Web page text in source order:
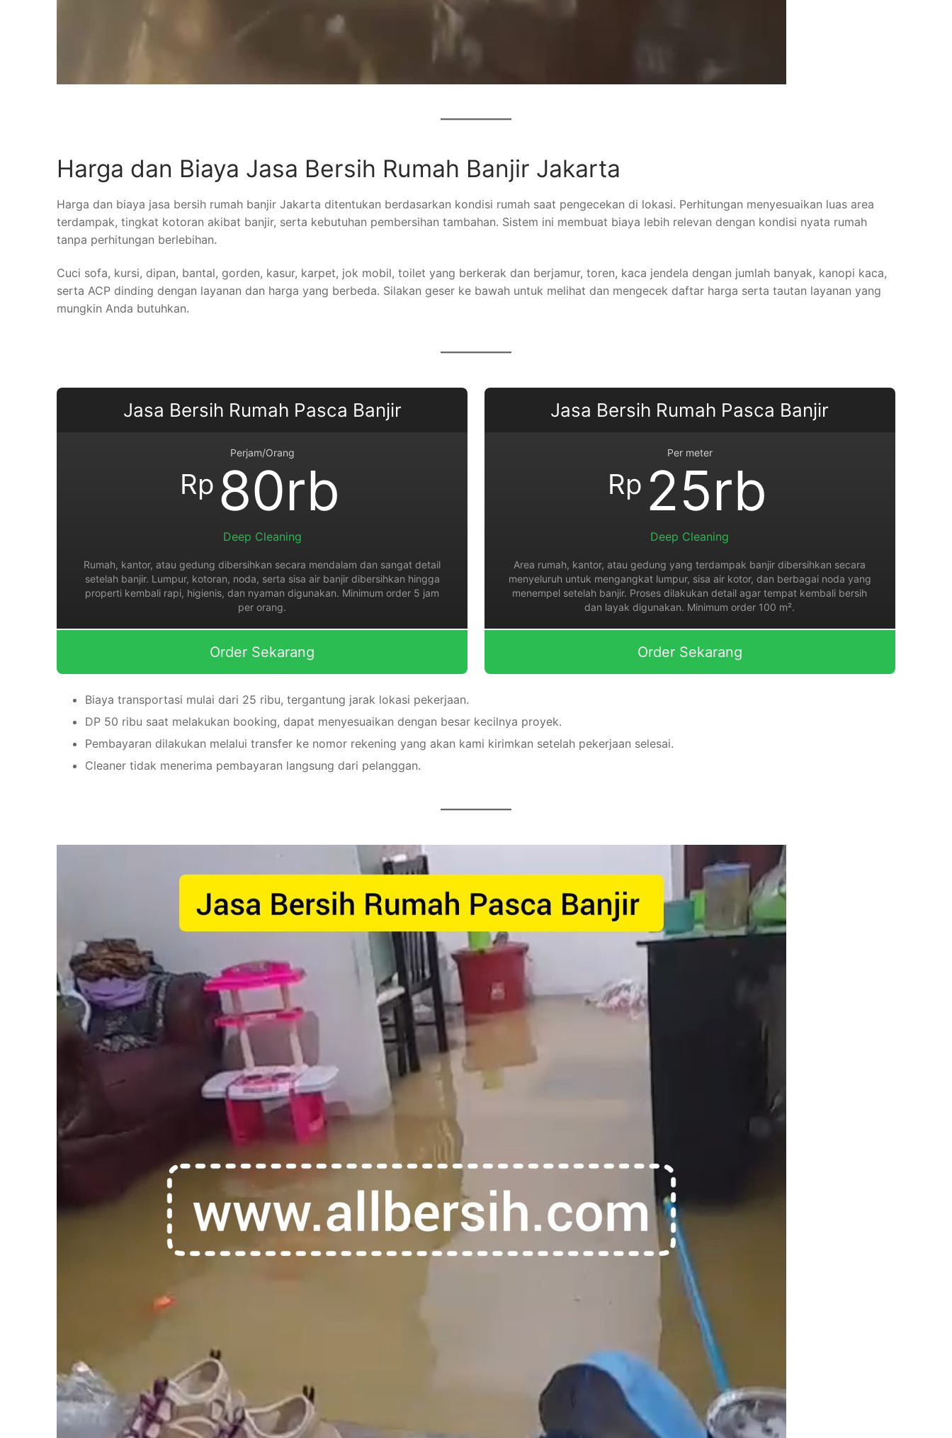
Harga dan Biaya Jasa Bersih Rumah Banjir Jakarta
Harga dan biaya jasa bersih rumah banjir Jakarta ditentukan berdasarkan kondisi rumah saat pengecekan di lokasi. Perhitungan menyesuaikan luas area
terdampak, tingkat kotoran akibat banjir, serta kebutuhan pembersihan tambahan. Sistem ini membuat biaya lebih relevan dengan kondisi nyata rumah
tanpa perhitungan berlebihan.
Cuci sofa, kursi, dipan, bantal, gorden, kasur, karpet, jok mobil, toilet yang berkerak dan berjamur, toren, kaca jendela dengan jumlah banyak, kanopi kaca,
serta ACP dinding dengan layanan dan harga yang berbeda. Silakan geser ke bawah untuk melihat dan mengecek daftar harga serta tautan layanan yang
mungkin Anda butuhkan.
Jasa Bersih Rumah Pasca Banjir
Perjam/Orang
Rp 80rb
Deep Cleaning
Rumah, kantor, atau gedung dibersihkan secara mendalam dan sangat detail
setelah banjir. Lumpur, kotoran, noda, serta sisa air banjir dibersihkan hingga
properti kembali rapi, higienis, dan nyaman digunakan. Minimum order 5 jam
per orang.
Order Sekarang
Jasa Bersih Rumah Pasca Banjir
Per meter
Rp 25rb
Deep Cleaning
Area rumah, kantor, atau gedung yang terdampak banjir dibersihkan secara
menyeluruh untuk mengangkat lumpur, sisa air kotor, dan berbagai noda yang
menempel setelah banjir. Proses dilakukan detail agar tempat kembali bersih
dan layak digunakan. Minimum order 100 m².
Order Sekarang
Biaya transportasi mulai dari 25 ribu, tergantung jarak lokasi pekerjaan.
DP 50 ribu saat melakukan booking, dapat menyesuaikan dengan besar kecilnya proyek.
Pembayaran dilakukan melalui transfer ke nomor rekening yang akan kami kirimkan setelah pekerjaan selesai.
Cleaner tidak menerima pembayaran langsung dari pelanggan.